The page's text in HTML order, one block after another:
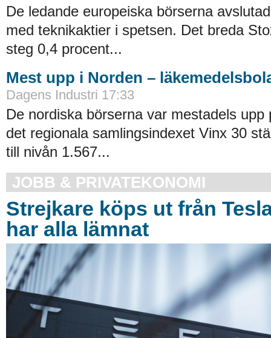
De ledande europeiska börserna
med teknikaktier i spetsen. Det breda
steg 0,4 procent...
Mest upp i Norden –
Dagens Industri 17:33
De nordiska börserna var mestadels upp
det regionala samlingsindexet Vinx 30
till nivån 1.567...
JOBB & PRIVATEKONOMI
Strejkare köps ut från
har alla lämnat